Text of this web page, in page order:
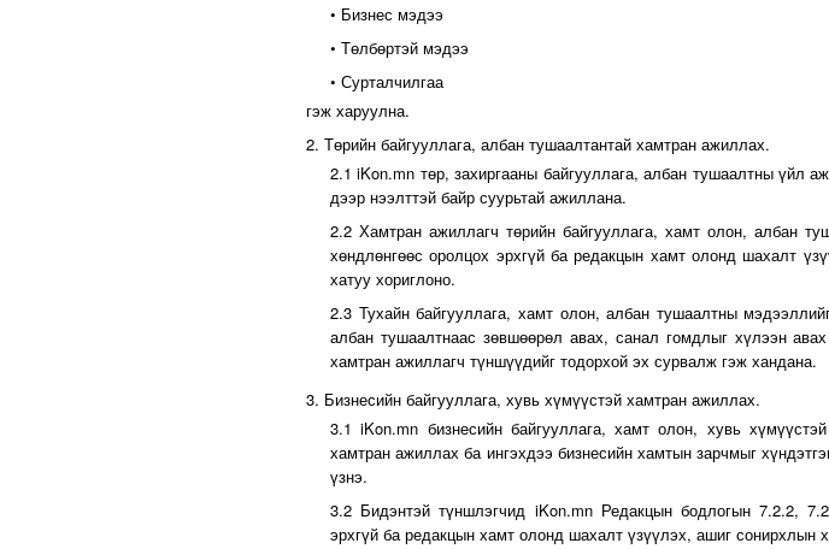
• Бизнес мэдээ
• Төлбөртэй мэдээ
• Сурталчилгаа
гэж харуулна.
2. Төрийн байгууллага, албан тушаалтантай хамтран ажиллах.
2.1 iKon.mn төр, захиргааны байгууллага, албан тушаалтны үйл
дээр нээлттэй байр суурьтай ажиллана.
2.2 Хамтран ажиллагч төрийн байгууллага, хамт олон, албан
хөндлөнгөөс оролцох эрхгүй ба редакцын хамт олонд шахалт
хатуу хориглоно.
2.3 Тухайн байгууллага, хамт олон, албан тушаалтны
албан тушаалтнаас зөвшөөрөл авах, санал гомдлыг хүлээн
хамтран ажиллагч түншүүдийг тодорхой эх сурвалж гэж хандана.
3. Бизнесийн байгууллага, хувь хүмүүстэй хамтран ажиллах.
3.1 iKon.mn бизнесийн байгууллага, хамт олон, хувь
хамтран ажиллах ба ингэхдээ бизнесийн хамтын зарчмыг
үзнэ.
3.2 Бидэнтэй түншлэгчид iKon.mn Редакцын бодлогын 7.2.2,
эрхгүй ба редакцын хамт олонд шахалт үзүүлэх, ашиг сонирхлын